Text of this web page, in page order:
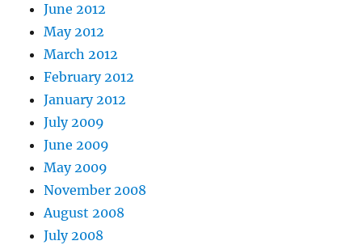
June 2012
May 2012
March 2012
February 2012
January 2012
July 2009
June 2009
May 2009
November 2008
August 2008
July 2008